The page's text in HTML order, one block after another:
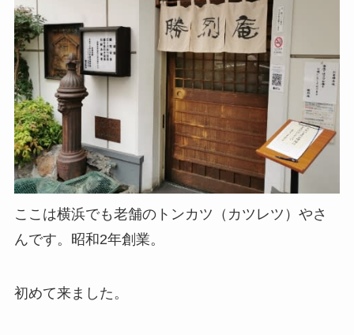
ここは横浜でも老舗のトンカツ（カツレツ）やさ
んです。昭和2年創業。
初めて来ました。